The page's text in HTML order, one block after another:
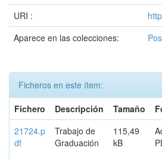
URI :
Aparece en las colecciones:
Ficheros en este ítem:
Fichero
Descripción Tamaño
21724.p
df
Trabajo de
Graduación
115,49
kB